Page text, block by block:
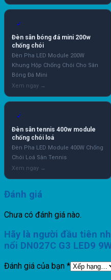
✓
Đèn sân bóng đá mini 200w
chống chói
Đèn Pha LED Module 200W
Khung Hộp Chống Chói Cho Sân
Bóng Đá Mini
✓
Đèn sân tennis 400w module
chống chói loá
Đèn Pha LED Module 400W Chống
Chói Loá Sân Tennis
Đánh giá
Chưa có đánh giá nào.
Hãy là người đầu tiên
nổi DN027C G3 LED9
Đánh giá của bạn *